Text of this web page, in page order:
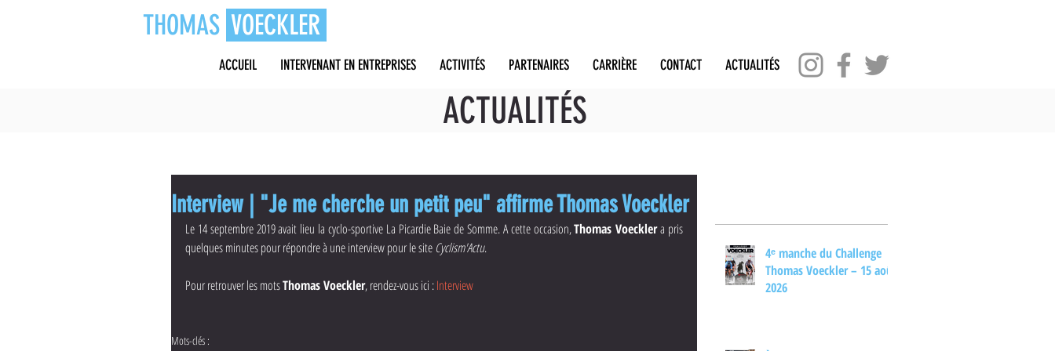
THOMAS VOECKLER
ACCUEIL INTERVENANT EN ENTREPRISES ACTIVITÉS PARTENAIRES CARRIÈRE CONTACT ACTUALITÉS
ACTUALITÉS
Interview | "Je me cherche un petit peu" affirme Thomas Voeckler
Le 14 septembre 2019 avait lieu la cyclo-sportive La Picardie Baie de Somme. A cette occasion, Thomas Voeckler a pris
quelques minutes pour répondre à une interview pour le site Cyclism'Actu.
Pour retrouver les mots Thomas Voeckler, rendez-vous ici : Interview
Mots-clés :
4ᵉ manche du Challenge
Thomas Voeckler – 15 août
2026